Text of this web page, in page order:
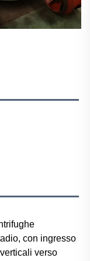
con ingresso
verso